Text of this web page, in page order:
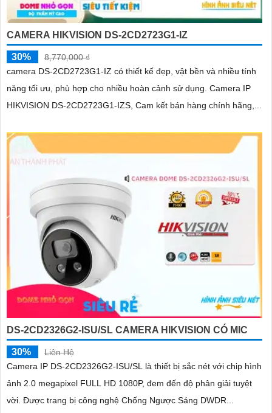
CAMERA HIKVISION DS-2CD2723G1-IZ
30%
8,770,000 ₫
camera DS-2CD2723G1-IZ có thiết kế đẹp, vật bền và nhiều tính
năng tối ưu, phù hợp cho nhiều hoàn cảnh sử dụng. Camera IP
HIKVISION DS-2CD2723G1-IZS, Cam kết bán hàng chính hãng,...
DS-2CD2326G2-ISU/SL CAMERA HIKVISION CÓ MIC
30%
Liên Hệ
Camera IP DS-2CD2326G2-ISU/SL là thiết bị sắc nét với chip hình
ảnh 2.0 megapixel FULL HD 1080P, đem đến độ phân giải tuyệt
vời. Được trang bị công nghệ Chống Ngược Sáng DWDR...